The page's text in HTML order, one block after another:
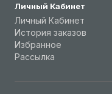
Личный Кабинет
Личный Кабинет
История заказов
Избранное
Рассылка